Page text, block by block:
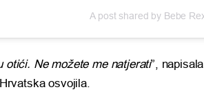
A post shared by Bebe
otići. Ne možete me natjerati”,
osvojila.